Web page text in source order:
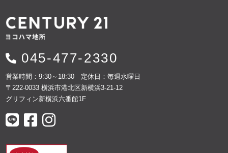
045-477-2330
営業時間：9:30～18:30 定休日：毎週水曜日
〒222-0033 横浜市港北区新横浜3-21-12
グリフィン新横浜六番館1F